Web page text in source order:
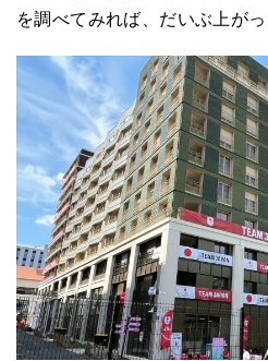
を調べてみれば、だいぶ上がっ